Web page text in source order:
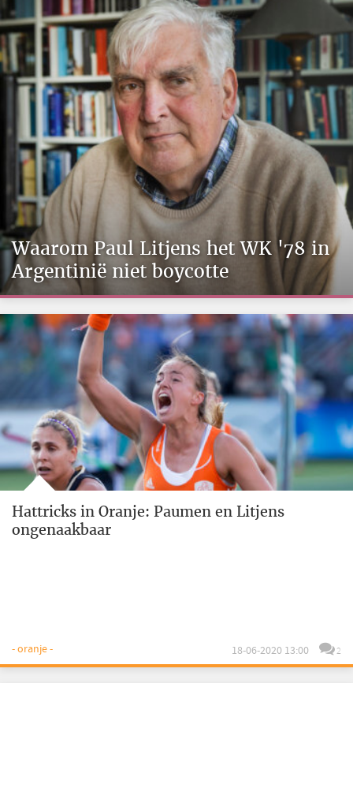
Waarom Paul Litjens het WK '78 in
Argentinië niet boycotte
Hattricks in Oranje: Paumen en Litjens
ongenaakbaar
- oranje - 18-06-2020 13:00 2